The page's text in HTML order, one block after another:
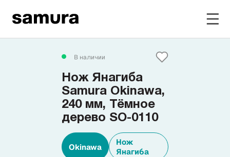
Избранное
Войти в личный кабинет
Смотреть весь каталог
В наличии
Нож Янагиба
Samura Okinawa,
240 мм, Тёмное
дерево SO-0110
Okinawa
Нож
Янагиба